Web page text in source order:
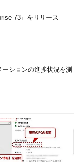
73」をリリース
ションの進捗状況を測